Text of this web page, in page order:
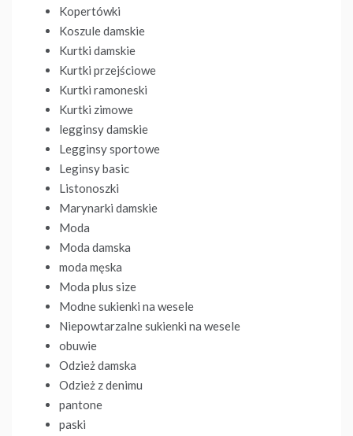
Kopertówki
Koszule damskie
Kurtki damskie
Kurtki przejściowe
Kurtki ramoneski
Kurtki zimowe
legginsy damskie
Legginsy sportowe
Leginsy basic
Listonoszki
Marynarki damskie
Moda
Moda damska
moda męska
Moda plus size
Modne sukienki na wesele
Niepowtarzalne sukienki na wesele
obuwie
Odzież damska
Odzież z denimu
pantone
paski